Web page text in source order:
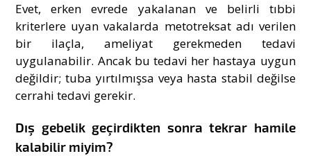
Evet, erken evrede yakalanan ve belirli tıbbi
kriterlere uyan vakalarda metotreksat adı verilen
bir ilaçla, ameliyat gerekmeden tedavi
uygulanabilir. Ancak bu tedavi her hastaya uygun
değildir; tuba yırtılmışsa veya hasta stabil değilse
cerrahi tedavi gerekir.
Dış gebelik geçirdikten sonra tekrar hamile
kalabilir miyim?